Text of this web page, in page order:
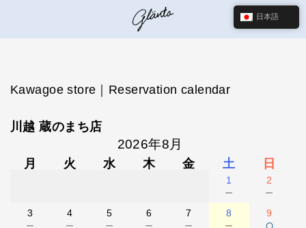
Kawagoe store｜Reservation calendar
川越 蔵のまち店
2026年8月
月 火 水 木 金 土 日
1
－
2
－
3 4 5 6 7 8 9
日本語